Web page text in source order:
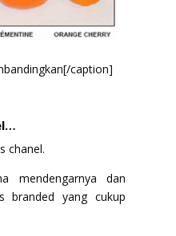
caption]
chanel.
mendengarnya dan
branded yang cukup